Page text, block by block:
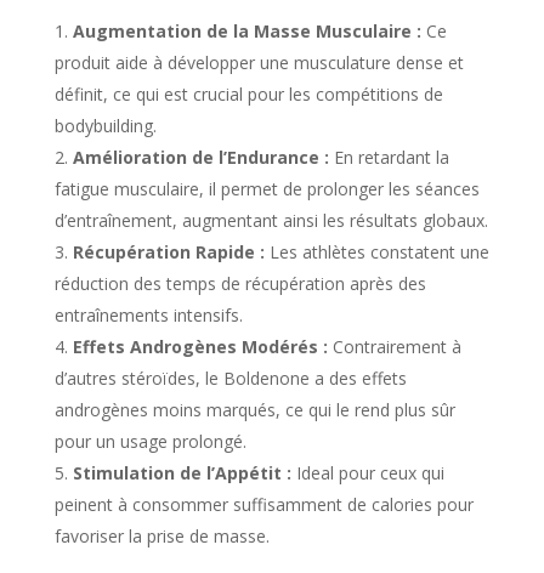
Augmentation de la Masse Musculaire : Ce
produit aide à développer une musculature dense et
définit, ce qui est crucial pour les compétitions de
bodybuilding.
Amélioration de l’Endurance : En retardant la
fatigue musculaire, il permet de prolonger les séances
d’entraînement, augmentant ainsi les résultats globaux.
Récupération Rapide : Les athlètes constatent une
réduction des temps de récupération après des
entraînements intensifs.
Effets Androgènes Modérés : Contrairement à
d’autres stéroïdes, le Boldenone a des effets
androgènes moins marqués, ce qui le rend plus sûr
pour un usage prolongé.
Stimulation de l’Appétit : Ideal pour ceux qui
peinent à consommer suffisamment de calories pour
favoriser la prise de masse.